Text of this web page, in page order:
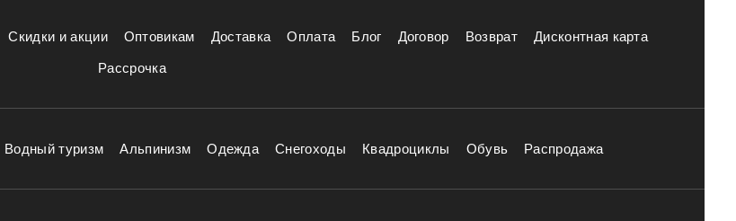
Скидки и акции Оптовикам Доставка Оплата Блог Договор Возврат Дисконтная карта
Рассрочка
Водный туризм Альпинизм Одежда Снегоходы Квадроциклы Обувь Распродажа